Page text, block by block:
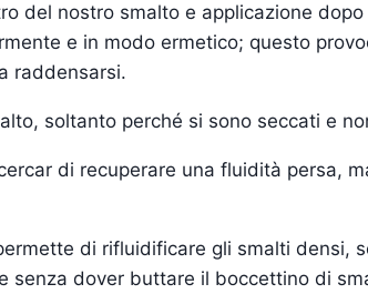
del nostro smalto e applicazione
e in modo ermetico; questo
raddensarsi.
soltanto perché si sono seccati e
di recuperare una fluidità persa,
di rifluidificare gli smalti densi,
dover buttare il boccettino di